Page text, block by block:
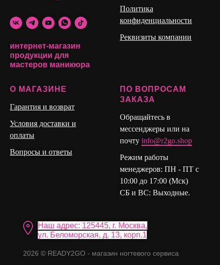
напоминает акрил. Материал пилится гораздо жестче чем
гели.
Полигель подходит для техники моделирования на
верхние формы с гель лаком на готовность. Хорошо
полимеризуется даже через плотный цвет гель лака.
зоне стресса, которые не ломаются и не трескаются.
Подходит полигель для создания объемных дизайнов на
ногтях за счет своих свойств и консистенции.
интернет-магазин
продукции для
мастеров маникюра
Политика
конфиденциальности
Реквизиты компании
О МАГАЗИНЕ
Гарантия и возврат
Условия доставки и
оплаты
Вопросы и ответы
ПО ВОПРОСАМ
ЗАКАЗА
Обращайтесь в
мессенджеры или на
почту info@r2go.shop
Режим работы
менеджеров: ПН - ПТ с
10:00 до 17:00 (Мск)
СБ и ВС: Выходные.
Наш адрес: 125445, г. Москва,
ул. Бело морская, д. 13, корп.1
2026 © READY2GO - магазин ногтевого сервиса